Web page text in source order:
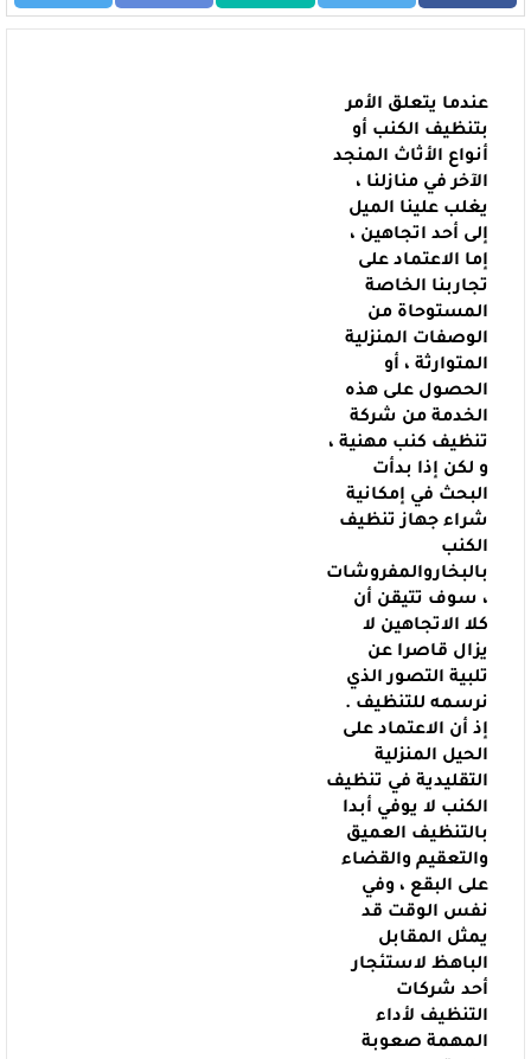
عندما يتعلق الأمر
بتنظيف الكنب أو
أنواع الأثاث المنجد
الآخر في منازلنا ،
يغلب علينا الميل
إلى أحد اتجاهين ،
إما الاعتماد على
تجاربنا الخاصة
المستوحاة من
الوصفات المنزلية
المتوارثة ، أو
الحصول على هذه
الخدمة من شركة
تنظيف كنب مهنية ،
و لكن إذا بدأت
البحث في إمكانية
شراء جهاز تنظيف
الكنب
بالبخاروالمفروشات
، سوف تتيقن أن
كلا الاتجاهين لا
يزال قاصرا عن
تلبية التصور الذي
نرسمه للتنظيف .
إذ أن الاعتماد على
الحيل المنزلية
التقليدية في تنظيف
الكنب لا يوفي أبدا
بالتنظيف العميق
والتعقيم والقضاء
على البقع ، وفي
نفس الوقت قد
يمثل المقابل
الباهظ لاستئجار
أحد شركات
التنظيف لأداء
المهمة صعوبة